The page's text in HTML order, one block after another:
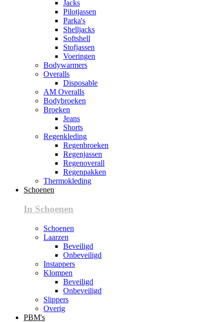
Jacks
Pilotjassen
Parka's
Shelljacks
Softshell
Stofjassen
Voeringen
Bodywarmers
Overalls
Disposable
AM Overalls
Bodybroeken
Broeken
Jeans
Shorts
Regenkleding
Regenbroeken
Regenjassen
Regenoverall
Regenpakken
Thermokleding
Schoenen
In Schoenen
Schoenen
Laarzen
Beveiligd
Onbeveiligd
Instappers
Klompen
Beveiligd
Onbeveiligd
Slippers
Overig
PBM's